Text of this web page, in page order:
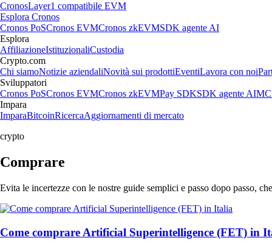
CronosLayer1 compatibile EVM
Esplora Cronos
Cronos PoSCronos EVMCronos zkEVMSDK agente AI
Esplora
AffiliazioneIstituzionaliCustodia
Crypto.com
Chi siamoNotizie aziendaliNovità sui prodottiEventiLavora con noi
Sviluppatori
Cronos PoSCronos EVMCronos zkEVMPay SDKSDK agente AI
Impara
ImparaBitcoinRicercaAggiornamenti di mercato
crypto
Comprare
Evita le incertezze con le nostre guide semplici e passo dopo passo,
Come comprare Artificial Superintelligence (FET) in